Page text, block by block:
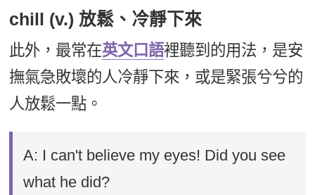
chill (v.) 放鬆、冷靜下來
此外，最常在英文口語裡聽到的用法，是安
撫氣急敗壞的人冷靜下來，或是緊張兮兮的
人放鬆一點。
A: I can't believe my eyes! Did you see
what he did?